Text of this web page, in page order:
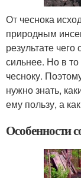
От чеснока
природным
результате
сильнее. Но в
чесноку.
нужно знать,
ему пользу, а
Особенности